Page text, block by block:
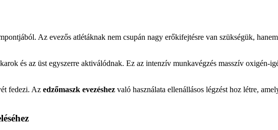
Az evezős atlétáknak nem csupán nagy erőkifejtésre van szükségük,
és az üst egyszerre aktiválódnak. Ez az intenzív munkavégzés masszív oxigén-
fedezi. Az edzőmaszk evezéshez való használata ellenállásos légzést hoz létre,